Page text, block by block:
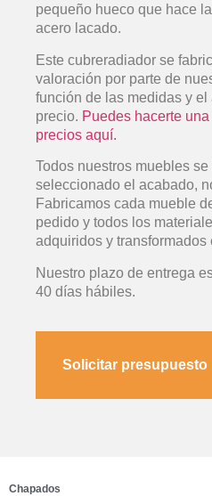
pequeño hueco que hace
acero lacado.
Este cubreradiador se
valoración por parte de
función de las medidas y
precio. Puedes hacerte
precios aquí.
Todos nuestros muebles
seleccionado el acabado,
Fabricamos cada mueble
pedido y todos los
adquiridos y transformados
Nuestro plazo de entrega
40 días hábiles.
Solicitar presupuesto
Chapados